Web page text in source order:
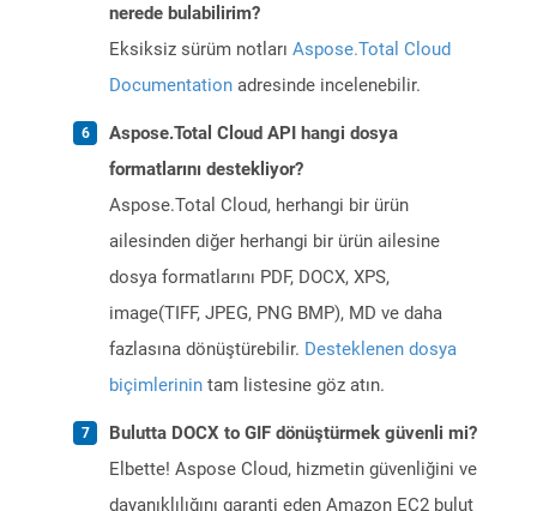
nerede bulabilirim?
Eksiksiz sürüm notları Aspose.Total Cloud
Documentation adresinde incelenebilir.
Aspose.Total Cloud API hangi dosya
formatlarını destekliyor?
Aspose.Total Cloud, herhangi bir ürün
ailesinden diğer herhangi bir ürün ailesine
dosya formatlarını PDF, DOCX, XPS,
image(TIFF, JPEG, PNG BMP), MD ve daha
fazlasına dönüştürebilir. Desteklenen dosya
biçimlerinin tam listesine göz atın.
Bulutta DOCX to GIF dönüştürmek güvenli mi?
Elbette! Aspose Cloud, hizmetin güvenliğini ve
dayanıklılığını garanti eden Amazon EC2 bulut